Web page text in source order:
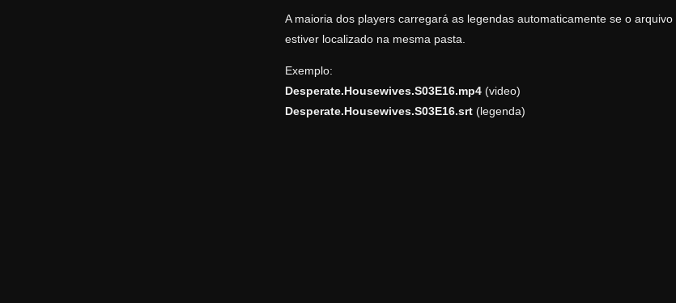
A maioria dos players carregará as legendas automaticamente se o arquivo
estiver localizado na mesma pasta.
Exemplo:
Desperate.Housewives.S03E16.mp4(video)
Desperate.Housewives.S03E16.srt(legenda)